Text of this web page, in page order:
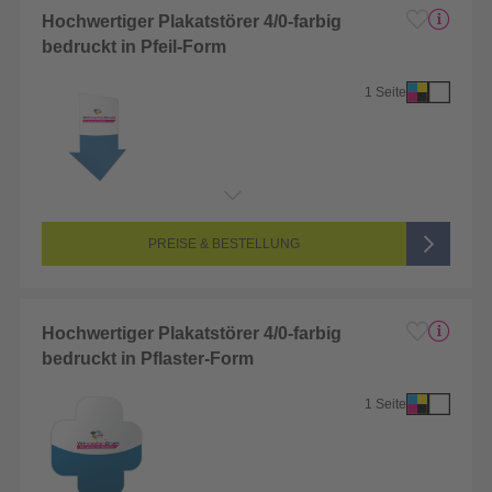
Hochwertiger Plakatstörer 4/0-farbig
bedruckt in Pfeil-Form
1 Seite
Seitenanzahl: 1-seitig (Vorderseite bedruckt, Rückseite unbedruckt)
4/0-farbig CMYK (vollfarbig bedruckt)
PREISE & BESTELLUNG
Hochwertiger Plakatstörer 4/0-farbig
bedruckt in Pflaster-Form
1 Seite